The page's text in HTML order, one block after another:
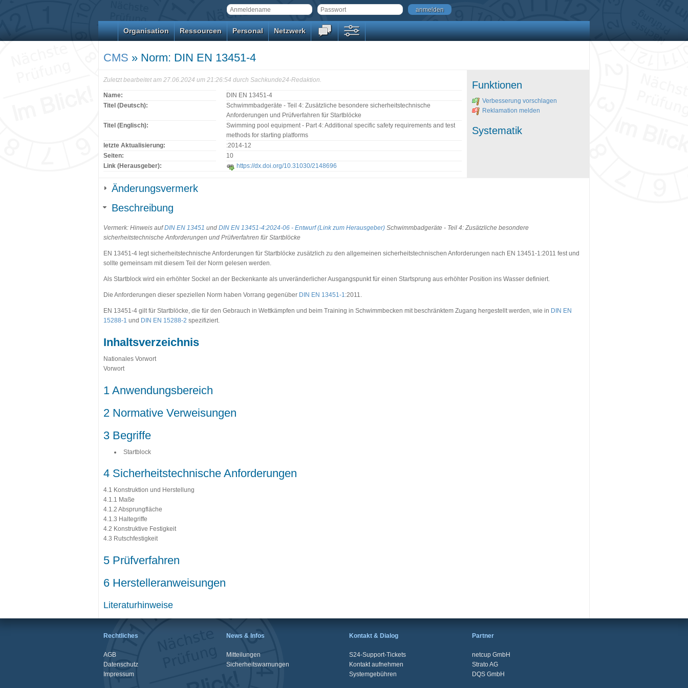
anmelden
Organisation Ressourcen Personal Netzwerk
CMS » Norm: DIN EN 13451-4
Zuletzt bearbeitet am 27.06.2024 um 21:26:54 durch Sachkunde24-Redaktion.
Name:
DIN EN 13451-4
Titel (Deutsch):
Schwimmbadgeräte - Teil 4: Zusätzliche besondere sicherheitstechnische
Anforderungen und Prüfverfahren für Startblöcke
Titel (Englisch):
Swimming pool equipment - Part 4: Additional specific safety requirements and test
methods for starting platforms
letzte Aktualisierung:
:2014-12
Seiten:
10
Link (Herausgeber):
https://dx.doi.org/10.31030/2148696
Funktionen
Verbesserung vorschlagen
Reklamation melden
Systematik
Änderungsvermerk
Beschreibung
Vermerk: Hinweis aufDIN EN 13451 und DIN EN 13451-4:2024-06 - Entwurf (Link zum Herausgeber) Schwimmbadgeräte - Teil 4: Zusätzliche besondere
sicherheitstechnische Anforderungen und Prüfverfahren für Startblöcke
EN 13451-4 legt sicherheitstechnische Anforderungen für Startblöcke zusätzlich zu den allgemeinen sicherheitstechnischen Anforderungen nach EN 13451-1:2011 fest und
sollte gemeinsam mit diesem Teil der Norm gelesen werden.
Als Startblock wird ein erhöhter Sockel an der Beckenkante als unveränderlicher Ausgangspunkt für einen Startsprung aus erhöhter Position ins Wasser definiert.
Die Anforderungen dieser speziellen Norm haben Vorrang gegenüber DIN EN 13451-1:2011.
EN 13451-4 gilt für Startblöcke, die für den Gebrauch in Wettkämpfen und beim Training in Schwimmbecken mit beschränktem Zugang hergestellt werden, wie in DIN EN
15288-1 und DIN EN 15288-2 spezifiziert.
Inhaltsverzeichnis
Nationales Vorwort
Vorwort
1 Anwendungsbereich
2 Normative Verweisungen
3 Begriffe
Startblock
4 Sicherheitstechnische Anforderungen
4.1 Konstruktion und Herstellung
4.1.1 Maße
4.1.2 Absprungfläche
4.1.3 Haltegriffe
4.2 Konstruktive Festigkeit
4.3 Rutschfestigkeit
5 Prüfverfahren
6 Herstelleranweisungen
Literaturhinweise
Rechtliches
AGB
Datenschutz
Impressum
News & Infos
Mitteilungen
Sicherheitswarnungen
Kontakt & Dialog
S24-Support-Tickets
Kontakt aufnehmen
Systemgebühren
Partner
netcup GmbH
Strato AG
DQS GmbH